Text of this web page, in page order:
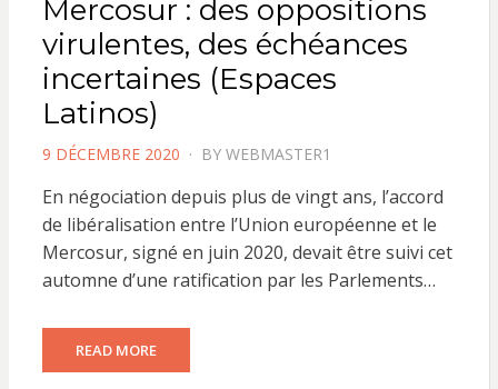
Mercosur : des oppositions
virulentes, des échéances
incertaines (Espaces
Latinos)
POSTED
9 DÉCEMBRE 2020 BY WEBMASTER1
En négociation depuis plus de vingt ans, l’accord
de libéralisation entre l’Union européenne et le
Mercosur, signé en juin 2020, devait être suivi cet
automne d’une ratification par les Parlements…
READ MORE